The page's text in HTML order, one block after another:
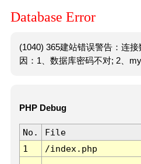
Database Error
(1040) 365建站错误警告：连
因：1、数据库密码不对; 2、
PHP Debug
No. File
1
/index.php